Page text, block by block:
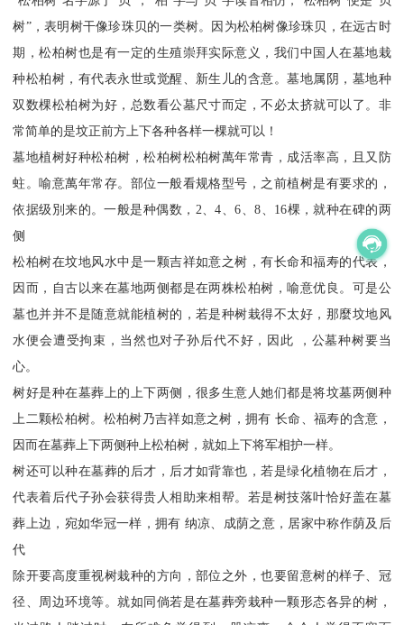
树”，表明树干像珍珠贝的一类树。因为松柏树像珍珠贝，在远古时
期，松柏树也是有一定的生殖崇拜实际意义，我们中国人在墓地栽
种松柏树，有代表永世或觉醒、新生儿的含意。墓地属阴，墓地种
双数棵松柏树为好，总数看公墓尺寸而定，不必太挤就可以了。非
常简单的是坟正前方上下各种各样一棵就可以！
墓地植树好种松柏树，松柏树松柏树萬年常青，成活率高，且又防
蛀。喻意萬年常存。部位一般看规格型号，之前植树是有要求的，
依据级別来的。一般是种偶数，2、4、6、8、16棵，就种在碑的两
侧
松柏树在坟地风水中是一颗吉祥如意之树，有长命和福寿的代表，
因而，自古以来在墓地两侧都是在两株松柏树，喻意优良。可是公
墓也并并不是随意就能植树的，若是种树栽得不太好，那麼坟地风
水便会遭受拘束，当然也对子孙后代不好，因此 ，公墓种树要当
心。
树好是种在墓葬上的上下两侧，很多生意人她们都是将坟墓两侧种
上二颗松柏树。松柏树乃吉祥如意之树，拥有 长命、福寿的含意，
因而在墓葬上下两侧种上松柏树，就如上下将军相护一样。
树还可以种在墓葬的后才，后才如背靠也，若是绿化植物在后才，
代表着后代子孙会获得贵人相助来相帮。若是树技落叶恰好盖在墓
葬上边，宛如华冠一样，拥有 纳凉、成荫之意，居家中称作荫及后
代
除开要高度重视树栽种的方向，部位之外，也要留意树的样子、冠
径、周边环境等。就如同倘若是在墓葬旁栽种一颗形态各异的树，